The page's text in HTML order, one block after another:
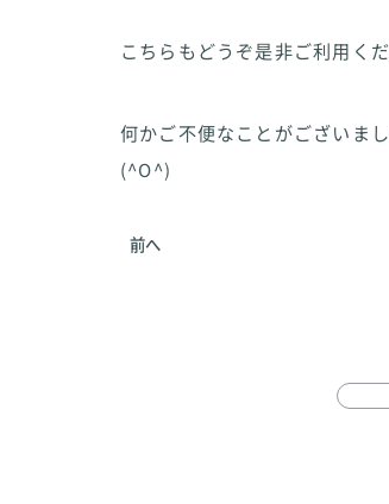
こちらもどうぞ是非ご利用くだ
何かご不便なことがございま
(^O^)
前へ